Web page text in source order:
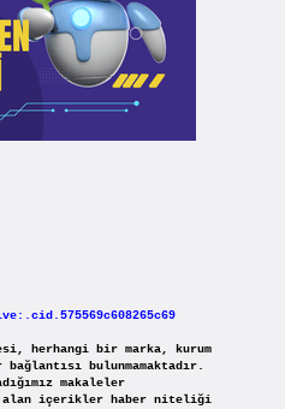
herhangi bir marka, kurum
bulunmamaktadır.
makaleler
alan içerikler haber niteliği